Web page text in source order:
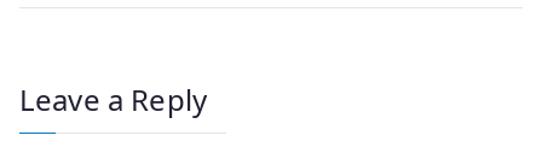
Leave a Reply